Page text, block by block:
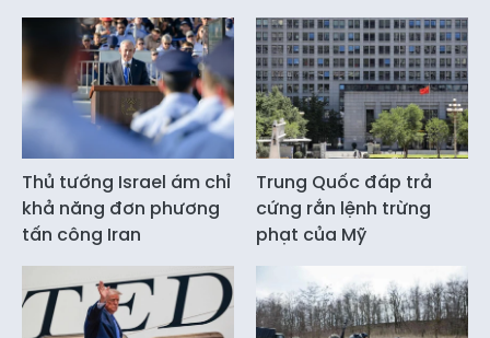
Thủ tướng Israel ám chỉ
khả năng đơn phương
tấn công Iran
Trung Quốc đáp trả
cứng rắn lệnh trừng
phạt của Mỹ